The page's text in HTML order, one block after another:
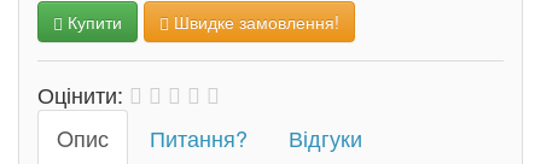
Купити Швидке замовлення!
Оцінити:
Oпис
Питання?
Відгуки